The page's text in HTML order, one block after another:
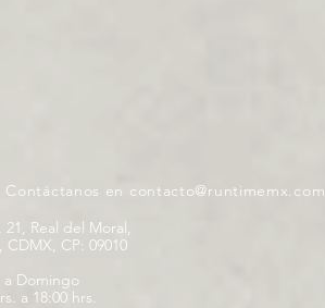
Contáctanos en contacto@runtimemx.com
21, Real del Moral,
CDMX, CP: 09010
a Domingo
a 18:00 hrs.